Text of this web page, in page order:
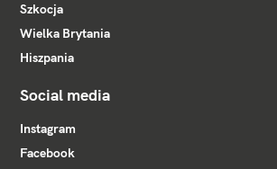
Szkocja
Wielka Brytania
Hiszpania
Social media
Instagram
Facebook